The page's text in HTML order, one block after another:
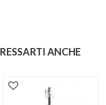
ANCHE